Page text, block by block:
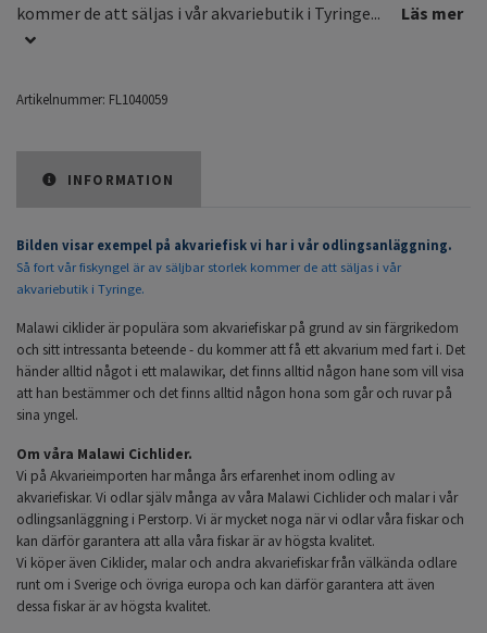
kommer de att säljas i vår akvariebutik i Tyringe...
Läs mer
Artikelnummer: FL1040059
INFORMATION
Bilden visar exempel på akvariefisk vi har i vår odlingsanläggning.
Så fort vår fiskyngel är av säljbar storlek kommer de att säljas i vår
akvariebutik i Tyringe.
Malawi ciklider är populära som akvariefiskar på grund av sin färgrikedom
och sitt intressanta beteende - du kommer att få ett akvarium med fart i. Det
händer alltid något i ett malawikar, det finns alltid någon hane som vill visa
att han bestämmer och det finns alltid någon hona som går och ruvar på
sina yngel.
Om våra Malawi Cichlider.
Vi på Akvarieimporten har många års erfarenhet inom odling av
akvariefiskar. Vi odlar själv många av våra Malawi Cichlider och malar i vår
odlingsanläggning i Perstorp. Vi är mycket noga när vi odlar våra fiskar och
kan därför garantera att alla våra fiskar är av högsta kvalitet.
Vi köper även Ciklider, malar och andra akvariefiskar från välkända odlare
runt om i Sverige och övriga europa och kan därför garantera att även
dessa fiskar är av högsta kvalitet.